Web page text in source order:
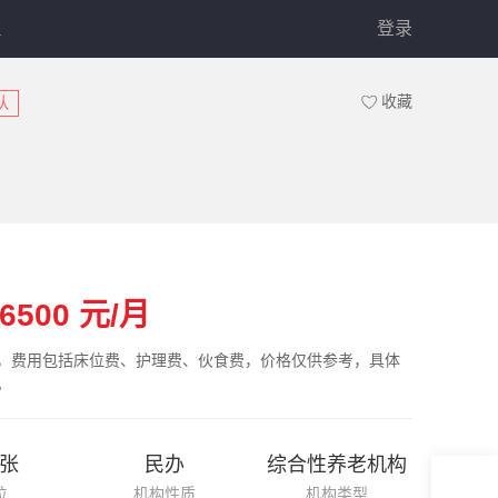
登录
收藏
元/月
费用包括床位费、护理费、伙食费，价格仅供参考，具体
民办
机构性质
综合性养老机构
机构类型